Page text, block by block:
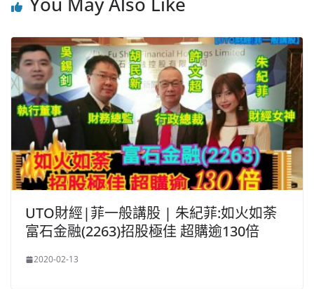
UTO財經|菲一般講股 | 朱紀菲:如火如荼
富石金融(2263)招股極佳 超購逾130倍
2020-02-13